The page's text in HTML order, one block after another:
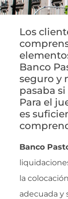
Los
Banco
seguro y
pasaba
Para el
es
Banco
la
adecuada y